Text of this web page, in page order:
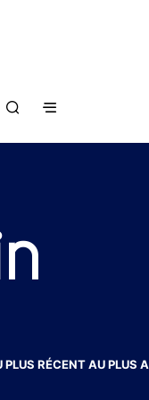
PLUS RÉCENT AU PLUS